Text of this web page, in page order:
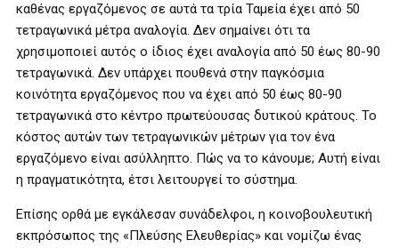
καθένας εργαζόμενος σε αυτά τα τρία Ταμεία έχει από 50
τετραγωνικά μέτρα αναλογία. Δεν σημαίνει ότι τα
χρησιμοποιεί αυτός ο ίδιος έχει αναλογία από 50 έως 80-90
τετραγωνικά. Δεν υπάρχει πουθενά στην παγκόσμια
κοινότητα εργαζόμενος που να έχει από 50 έως 80-90
τετραγωνικά στο κέντρο πρωτεύουσας δυτικού κράτους. Το
κόστος αυτών των τετραγωνικών μέτρων για τον ένα
εργαζόμενο είναι ασύλληπτο. Πώς να το κάνουμε; Αυτή είναι
η πραγματικότητα, έτσι λειτουργεί το σύστημα.
Επίσης ορθά με εγκάλεσαν συνάδελφοι, η κοινοβουλευτική
εκπρόσωπος της «Πλεύσης Ελευθερίας» και νομίζω ένας